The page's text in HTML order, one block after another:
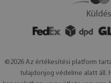
©2026 Az értékesítési platform
tulajdonjog védelme alatt áll.